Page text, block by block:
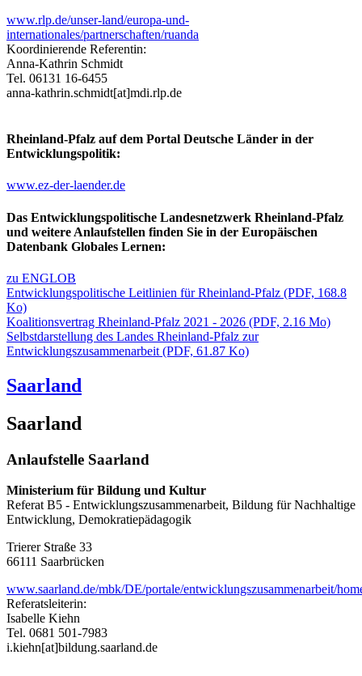
www.rlp.de/unser-land/europa-und-
internationales/partnerschaften/ruanda
Koordinierende Referentin:
Anna-Kathrin Schmidt
Tel. 06131 16-6455
anna-kathrin.schmidt[at]mdi.rlp.de
Rheinland-Pfalz auf dem Portal Deutsche Länder in der
Entwicklungspolitik:
www.ez-der-laender.de
Das Entwicklungspolitische Landesnetzwerk Rheinland-Pfalz
und weitere Anlaufstellen finden Sie in der Europäischen
Datenbank Globales Lernen:
zu ENGLOB
Entwicklungspolitische Leitlinien für Rheinland-Pfalz (PDF, 168.8
Ko)
Koalitionsvertrag Rheinland-Pfalz 2021 - 2026 (PDF, 2.16 Mo)
Selbstdarstellung des Landes Rheinland-Pfalz zur
Entwicklungszusammenarbeit (PDF, 61.87 Ko)
Saarland
Saarland
Anlaufstelle Saarland
Ministerium für Bildung und Kultur
Referat B5 - Entwicklungszusammenarbeit, Bildung für Nachhaltige
Entwicklung, Demokratiepädagogik
Trierer Straße 33
66111 Saarbrücken
www.saarland.de/mbk/DE/portale/entwicklungszusammenarbeit/
Referatsleiterin:
Isabelle Kiehn
Tel. 0681 501-7983
i.kiehn[at]bildung.saarland.de